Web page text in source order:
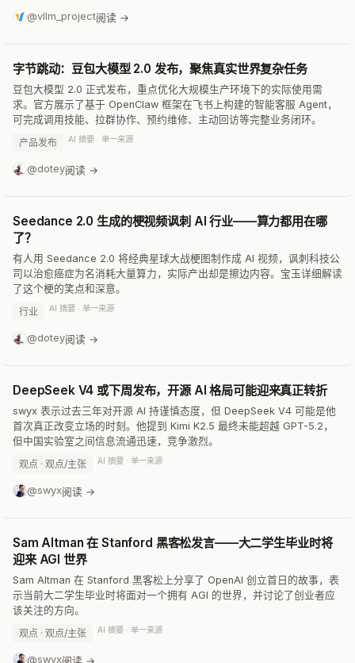
@vllm_project阅读 →
字节跳动：豆包大模型 2.0 发布，聚焦真实世界复杂任务
豆包大模型 2.0 正式发布，重点优化大规模生产环境下的实际使用需
求。官方展示了基于 OpenClaw 框架在飞书上构建的智能客服 Agent，
可完成调用技能、拉群协作、预约维修、主动回访等完整业务闭环。
产品发布
AI 摘要 · 单一来源
@dotey阅读 →
Seedance 2.0 生成的梗视频讽刺 AI 行业——算力都用在哪
了？
有人用 Seedance 2.0 将经典星球大战梗图制作成 AI 视频，讽刺科技公
司以治愈癌症为名消耗大量算力，实际产出却是擦边内容。宝玉详细解读
了这个梗的笑点和深意。
行业
AI 摘要 · 单一来源
@dotey阅读 →
DeepSeek V4 或下周发布，开源 AI 格局可能迎来真正转折
swyx 表示过去三年对开源 AI 持谨慎态度，但 DeepSeek V4 可能是他
首次真正改变立场的时刻。他提到 Kimi K2.5 最终未能超越 GPT-5.2，
但中国实验室之间信息流通迅速，竞争激烈。
观点 · 观点/主张
AI 摘要 · 单一来源
@swyx阅读 →
Sam Altman 在 Stanford 黑客松发言——大二学生毕业时将
迎来 AGI 世界
Sam Altman 在 Stanford 黑客松上分享了 OpenAI 创立首日的故事，表
示当前大二学生毕业时将面对一个拥有 AGI 的世界，并讨论了创业者应
该关注的方向。
观点 · 观点/主张
AI 摘要 · 单一来源
@swyx